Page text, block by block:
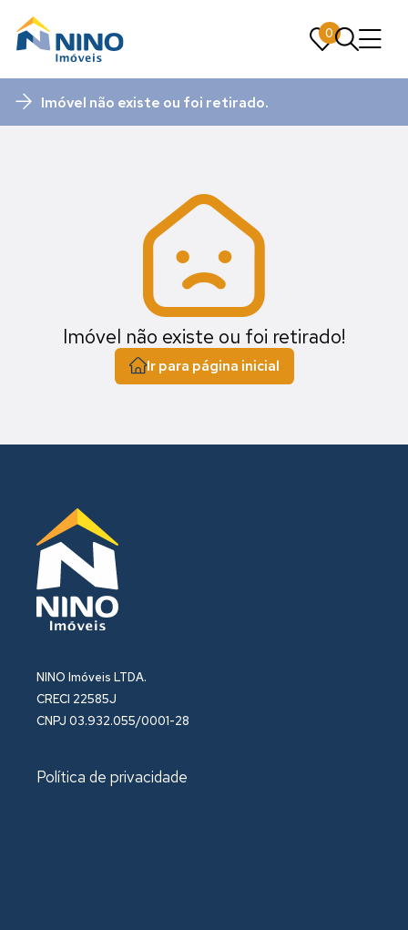
0
0
Imóvel não existe ou foi retirado.
Imóvel não existe ou foi retirado!
Ir para página inicial
NINO Imóveis LTDA.
CRECI 22585J
CNPJ 03.932.055/0001-28
Política de privacidade